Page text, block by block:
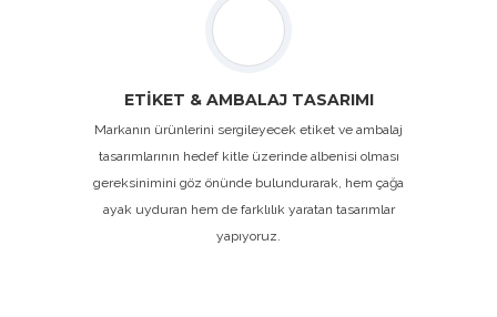
ETİKET & AMBALAJ TASARIMI
Markanın ürünlerini sergileyecek etiket ve ambalaj
tasarımlarının hedef kitle üzerinde albenisi olması
gereksinimini göz önünde bulundurarak, hem çağa
ayak uyduran hem de farklılık yaratan tasarımlar
yapıyoruz.